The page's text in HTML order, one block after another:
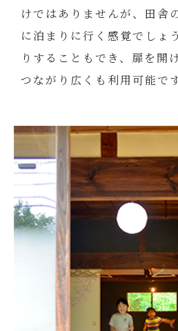
けではありませんが、田舎
に泊まりに行く感覚でしょ
りすることもでき、扉を開
つながり広くも利用可能です